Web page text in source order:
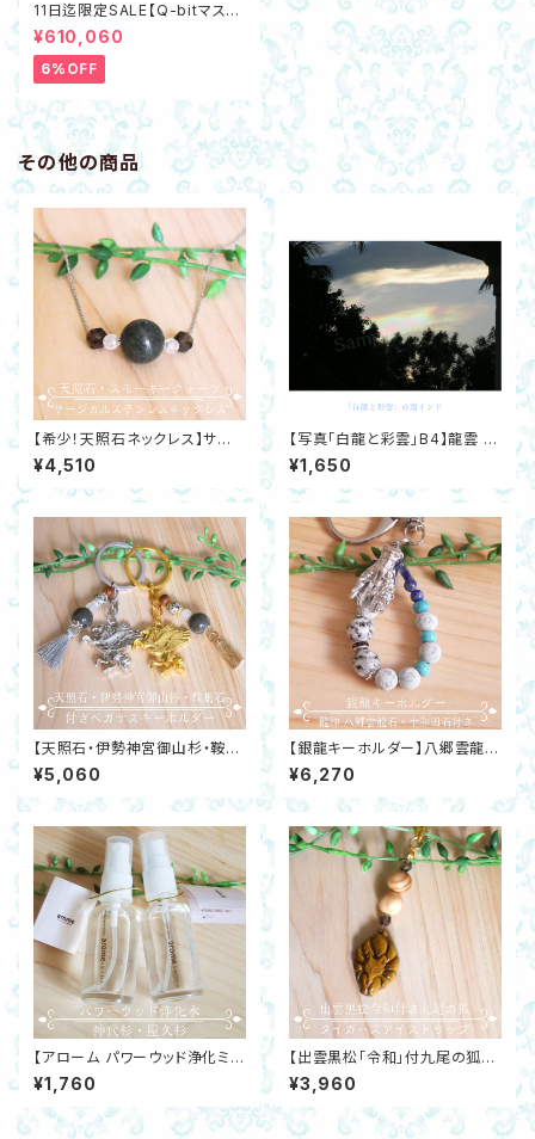
11日迄限定SALE【Q-bitマスタ
ー】据え置き型Q-bitホワイト量
子発生装置 最新機器☆数量限
定で豪華特典あり
¥610,060
6%OFF
その他の商品
【希少！天照石ネックレス】サー
ジカルステンレスSUS304 スモ
ーキークォーツ・アクアオーラ水
晶 開運 日本銘石
¥4,510
【写真「白龍と彩雲」B4】龍雲 虹
色 空 南インド ダウンロード 開
運 高波動
¥1,650
【天照石・伊勢神宮御山杉・鞍馬
石付ペガサスキーホルダー】ム
ーンストーン 陰陽 ゴールド シ
ルバー開運 金運 邪気除け
¥5,060
【銀龍キーホルダー】八郷雲龍
石・十和田石・ターコイズ・ラピス
ラズリ・星型ソーダライト・水晶
日本銘石 開運 邪気除け
¥6,270
【アローム パワーウッド浄化ミス
ト】神代杉・屋久杉 ウッドチップ・
遠野の霊石さざれ付きガラスス
プレーボトル 邪気除け リラック
ス 虫除け
¥1,760
【出雲黒松「令和」付九尾の狐ス
トラップ】タイガーズアイ・スモー
キークォーツ開運 金運 邪気除
¥3,960